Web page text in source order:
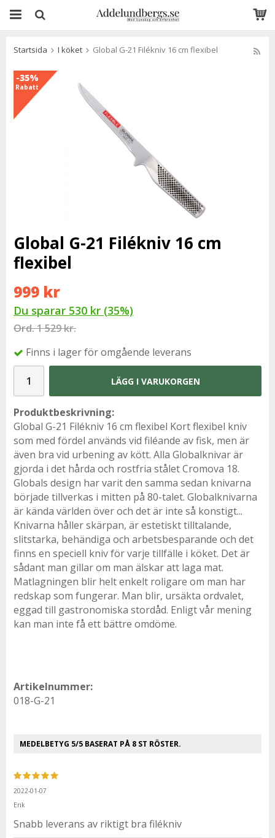
Startsida I köket Global G-21 Filékniv 16 cm flexibel
-35%
Rabatt
Global G-21 Filékniv 16 cm
flexibel
999 kr
Du sparar 530 kr (35%)
Ord.1 529 kr.
Finns i lager för omgående leverans
LÄGG I VARUKORGEN
Produktbeskrivning:
Global G-21 Filékniv 16 cm flexibel Kort flexibel kniv
som med fördel används vid filéande av fisk, men är
även bra vid urbening av kött. Alla Globalknivar är
gjorda i det hårda och rostfria stålet Cromova 18.
Globals design har varit den samma sedan knivarna
började tillverkas i mitten på 80-talet. Globalknivarna
är kända världen över och det är inte så konstigt...
Knivarna håller skärpan, är estetiskt tilltalande,
slitstarka, behändiga och arbetsbesparande och det
finns en speciell kniv för varje tillfälle i köket. Det är
sådant man gillar om man älskar att laga mat.
Matlagningen blir helt enkelt roligare om man har
redskap som fungerar. Man blir, ursäkta ordvalet,
eggad till gastronomiska stordåd. Enligt vår mening
kan man inte få ett bättre omdöme.
Artikelnummer:
018-G-21
MEDELBETYG 5/5 BASERAT PÅ 8 ST RÖSTER.
2022-01-07
Erik
Snabb leverans av riktigt bra filékniv